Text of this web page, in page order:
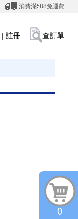
消費滿588免運費
| 註冊 查訂單
0